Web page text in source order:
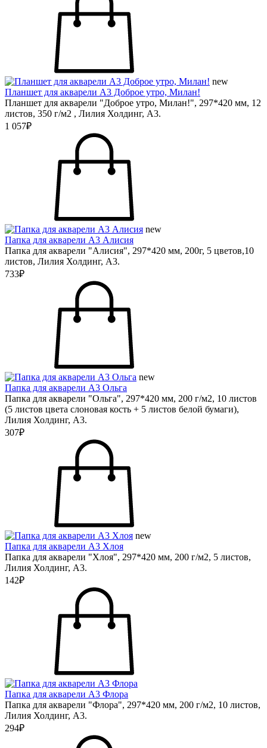
new
Планшет для акварели А3 Доброе утро, Милан!
Планшет для акварели "Доброе утро, Милан!", 297*420 мм, 12
листов, 350 г/м2 , Лилия Холдинг, А3.
1 057₽
new
Папка для акварели А3 Алисия
Папка для акварели "Алисия", 297*420 мм, 200г, 5 цветов,10
листов, Лилия Холдинг, А3.
733₽
new
Папка для акварели А3 Ольга
Папка для акварели "Ольга", 297*420 мм, 200 г/м2, 10 листов
(5 листов цвета слоновая кость + 5 листов белой бумаги),
Лилия Холдинг, А3.
307₽
new
Папка для акварели А3 Хлоя
Папка для акварели "Хлоя", 297*420 мм, 200 г/м2, 5 листов,
Лилия Холдинг, А3.
142₽
Папка для акварели А3 Флора
Папка для акварели "Флора", 297*420 мм, 200 г/м2, 10 листов,
Лилия Холдинг, А3.
294₽